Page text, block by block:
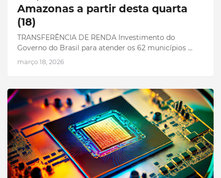
Amazonas a partir desta quarta
(18)
TRANSFERÊNCIA DE RENDA Investimento do
Governo do Brasil para atender os 62 municípios …
março 18, 2026